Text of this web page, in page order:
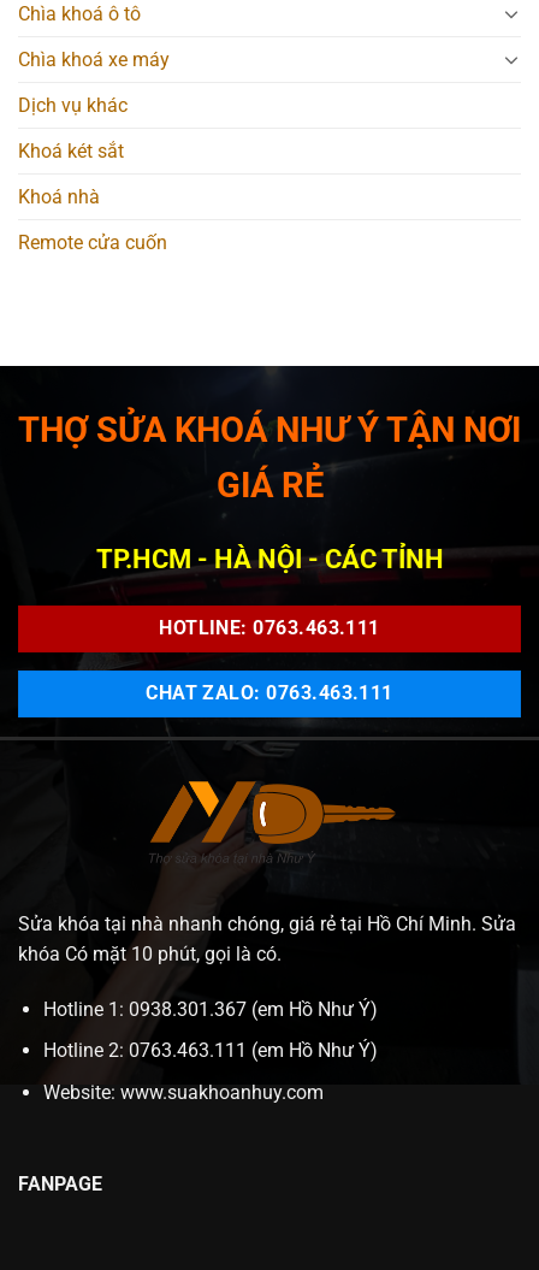
Chìa khoá ô tô
Chìa khoá xe máy
Dịch vụ khác
Khoá két sắt
Khoá nhà
Remote cửa cuốn
THỢ SỬA KHOÁ NHƯ Ý TẬN NƠI
GIÁ RẺ
TP.HCM - HÀ NỘI - CÁC TỈNH
HOTLINE: 0763.463.111
CHAT ZALO: 0763.463.111
Sửa khóa tại nhà nhanh chóng, giá rẻ tại Hồ Chí Minh. Sửa
khóa Có mặt 10 phút, gọi là có.
Hotline 1: 0938.301.367 (em Hồ Như Ý)
Hotline 2: 0763.463.111 (em Hồ Như Ý)
Website: www.suakhoanhuy.com
FANPAGE